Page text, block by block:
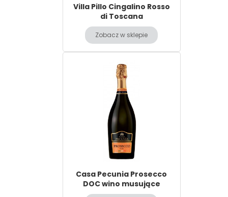
Villa Pillo Cingalino Rosso
di Toscana
Zobacz w sklepie
Casa Pecunia Prosecco
DOC wino musujące